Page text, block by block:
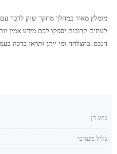
מומלץ מאוד במהלך מחקר שוק לדבר עם
לעתים קרובות יספקו לכם מידע אמין
הנכס. בהצלחה ומי ייתן ותראו ברכה
גוש דן
גליל מערבי